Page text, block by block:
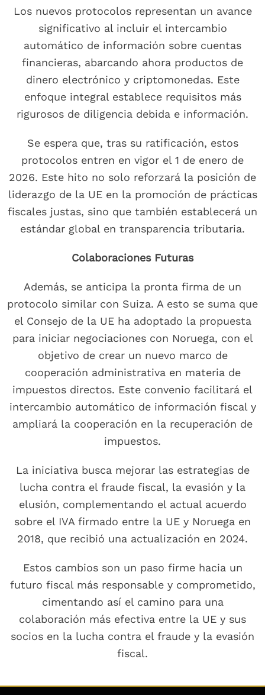
Los nuevos protocolos representan un avance
significativo al incluir el intercambio
automático de información sobre cuentas
financieras, abarcando ahora productos de
dinero electrónico y criptomonedas. Este
enfoque integral establece requisitos más
rigurosos de diligencia debida e información.
Se espera que, tras su ratificación, estos
protocolos entren en vigor el 1 de enero de
2026. Este hito no solo reforzará la posición de
liderazgo de la UE en la promoción de prácticas
fiscales justas, sino que también establecerá un
estándar global en transparencia tributaria.
Colaboraciones Futuras
Además, se anticipa la pronta firma de un
protocolo similar con Suiza. A esto se suma que
el Consejo de la UE ha adoptado la propuesta
para iniciar negociaciones con Noruega, con el
objetivo de crear un nuevo marco de
cooperación administrativa en materia de
impuestos directos. Este convenio facilitará el
intercambio automático de información fiscal y
ampliará la cooperación en la recuperación de
impuestos.
La iniciativa busca mejorar las estrategias de
lucha contra el fraude fiscal, la evasión y la
elusión, complementando el actual acuerdo
sobre el IVA firmado entre la UE y Noruega en
2018, que recibió una actualización en 2024.
Estos cambios son un paso firme hacia un
futuro fiscal más responsable y comprometido,
cimentando así el camino para una
colaboración más efectiva entre la UE y sus
socios en la lucha contra el fraude y la evasión
fiscal.